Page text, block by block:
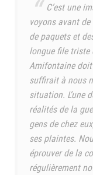
C’est une
voyons avant
de paquets et
longue file triste
Amifontaine
suffirait à nous
situation. L’une
réalités de la
gens de chez
ses plaintes.
éprouver de la
régulièrement